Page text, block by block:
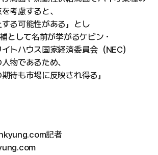
考慮すると、
る可能性がある」とし
として名前が挙がるケビン・
トハウス国家経済委員会（NEC）
物であるため、
待も市場に反映され得る」
記者